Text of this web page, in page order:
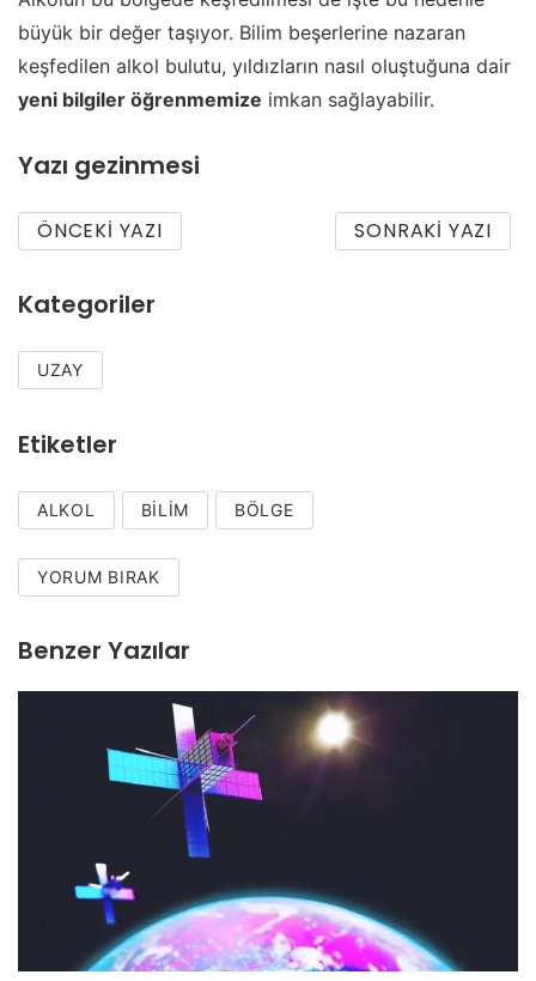
büyük bir değer taşıyor. Bilim beşerlerine nazaran
keşfedilen alkol bulutu, yıldızların nasıl oluştuğuna dair
yeni bilgiler öğrenmemize imkan sağlayabilir.
Yazı gezinmesi
ÖNCEKI YAZI SONRAKI YAZI
Kategoriler
UZAY
Etiketler
ALKOL BILIM BÖLGE
YORUM BIRAK
Benzer Yazılar